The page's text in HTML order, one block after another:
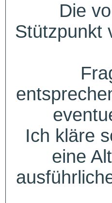
Die
Stützpunkt
Ich kläre
eine